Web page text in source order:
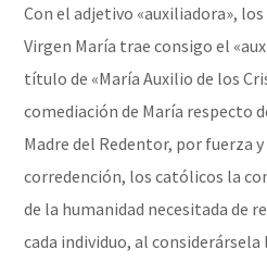
Con el adjetivo «auxiliadora»,
Virgen María trae consigo el
título de «María Auxilio de los
comediación de María respecto
Madre del Redentor, por fuerza
corredención, los católicos la
de la humanidad necesitada de
cada individuo, al